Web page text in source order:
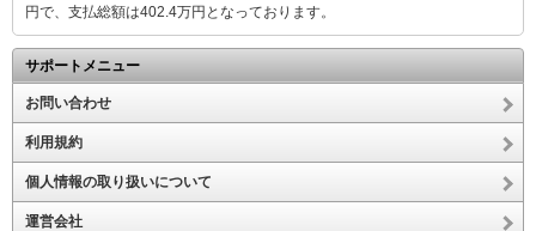
円で、支払総額は402.4万円となっております。
サポートメニュー
お問い合わせ
利用規約
個人情報の取り扱いについて
運営会社